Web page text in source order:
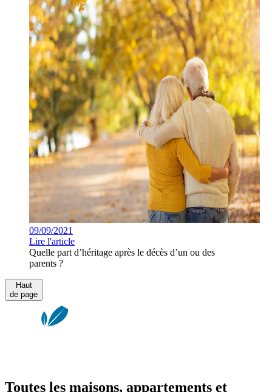
09/09/2021
Lire l'article
Quelle part d’héritage après le décès d’un ou des
parents ?
Haut
de page
Toutes les maisons, appartements et